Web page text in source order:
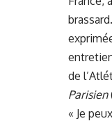
de
Parisien
« Je